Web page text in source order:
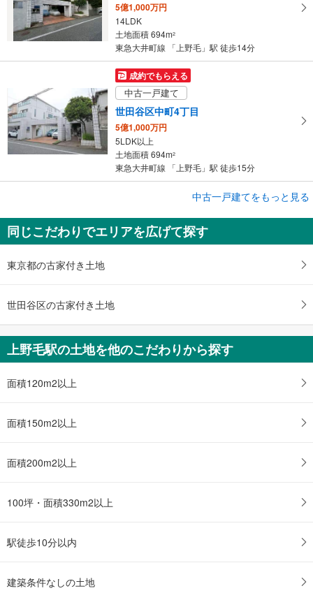
5億1,000万円
14LDK
土地面積 694m2
東急大井町線 「上野毛」駅 徒歩14分
成約でもらえる
中古一戸建て
世田谷区中町4丁目
5億1,000万円
5LDK以上
土地面積 694m2
東急大井町線 「上野毛」駅 徒歩15分
世田谷区上野毛3丁目
4億2,000万円
中古一戸建てをもっと見る
同じこだわりでエリアを広げて探す
東京都の古家付き土地
世田谷区の古家付き土地
上野毛駅の土地を他のこだわりから探す
面積120m2以上
面積150m2以上
面積200m2以上
100坪・面積330m2以上
駅徒歩10分以内
建築条件なしの土地